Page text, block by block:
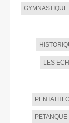
LES
PETANQUE